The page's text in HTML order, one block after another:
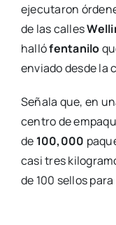
ejecutaron
de las calles
hallófentanilo
enviado desde la
Señala que, en
centro de
de 100,000
casi tres
de 100 sellos